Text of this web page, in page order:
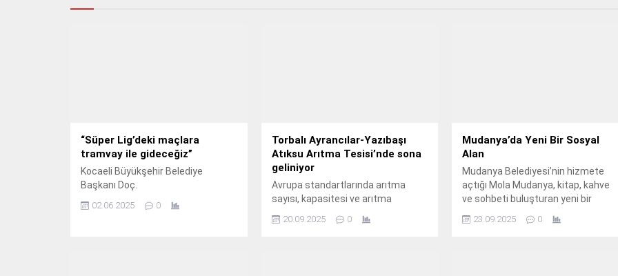
“Süper Lig’deki maçlara
tramvay ile gideceğiz”
Kocaeli Büyükşehir Belediye
Başkanı Doç.
02.06.2025 0
Torbalı Ayrancılar-Yazıbaşı
Atıksu Arıtma Tesisi’nde sona
geliniyor
Avrupa standartlarında arıtma
sayısı, kapasitesi ve arıtma
kalitesiyle Türkiye liderliğini elinde
bulunduran İzmir Büyükşehir
20.09.2025 0
Mudanya’da Yeni Bir Sosyal
Alan
Mudanya Belediyesi’nin hizmete
açtığı Mola Mudanya, kitap, kahve
ve sohbeti buluşturan yeni bir
sosyal merkez oldu.
23.09.2025 0